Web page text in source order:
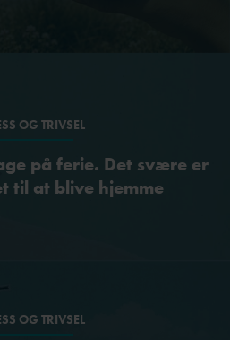
OG TRIVSEL
på ferie. Det svære er
til at blive hjemme
OG TRIVSEL